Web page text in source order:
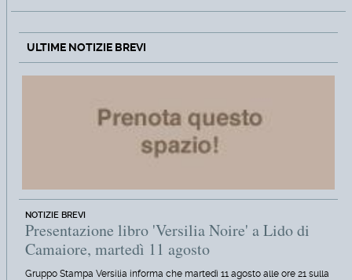
ULTIME NOTIZIE BREVI
NOTIZIE BREVI
Presentazione libro 'Versilia Noire' a Lido di
Camaiore, martedì 11 agosto
Gruppo Stampa Versilia informa che martedì 11 agosto alle ore 21 sulla